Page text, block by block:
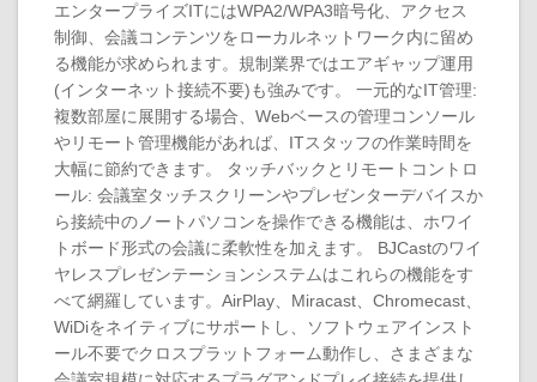
エンタープライズITにはWPA2/WPA3暗号化、アクセス
制御、会議コンテンツをローカルネットワーク内に留め
る機能が求められます。規制業界ではエアギャップ運用
(インターネット接続不要)も強みです。 一元的なIT管理:
複数部屋に展開する場合、Webベースの管理コンソール
やリモート管理機能があれば、ITスタッフの作業時間を
大幅に節約できます。 タッチバックとリモートコントロ
ール: 会議室タッチスクリーンやプレゼンターデバイスか
ら接続中のノートパソコンを操作できる機能は、ホワイ
トボード形式の会議に柔軟性を加えます。 BJCastのワイ
ヤレスプレゼンテーションシステムはこれらの機能をす
べて網羅しています。AirPlay、Miracast、Chromecast、
WiDiをネイティブにサポートし、ソフトウェアインスト
ール不要でクロスプラットフォーム動作し、さまざまな